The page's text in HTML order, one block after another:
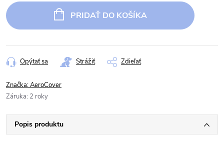
cena:
PRIDAŤ DO KOŠÍKA
Opýtať sa Strážiť Zdieľať
Značka:AeroCover
Záruka: 2 roky
Popis produktu